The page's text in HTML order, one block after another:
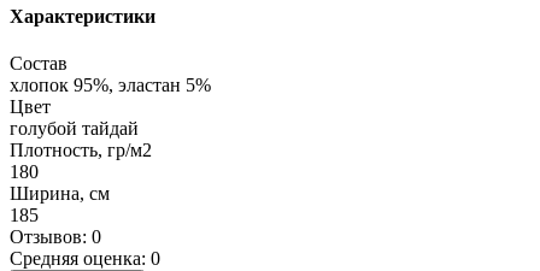
Характеристики
Состав
хлопок 95%, эластан 5%
Цвет
голубой тайдай
Плотность, гр/м2
180
Ширина, см
185
Отзывов: 0
Средняя оценка: 0